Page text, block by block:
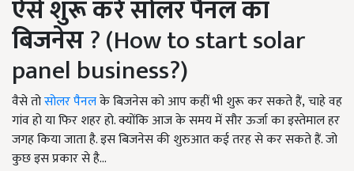
ऐसे शुरू करें सोलर पैनल का
बिजनेस? (How to start solar
panel business?)
वैसे तोसोलर पैनलके बिजनेस को आप कहीं भी शुरू कर सकते हैं, चाहे वह
गांव हो या फिर शहर हो. क्योंकि आज के समय में सौर ऊर्जा का इस्तेमाल हर
जगह किया जाता है. इस बिजनेस की शुरुआत कई तरह से कर सकते हैं. जो
कुछ इस प्रकार से है...